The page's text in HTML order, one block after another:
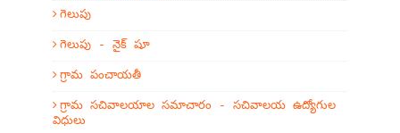
గెలుపు
గెలుపు - నైక్ షూ
గ్రామ పంచాయతీ
గ్రామ సచివాలయాల సమాచారం - సచివాలయ ఉద్యోగుల
విధులు